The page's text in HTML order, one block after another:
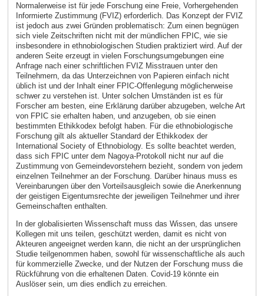
Normalerweise ist für jede Forschung eine Freie, Vorhergehenden
Informierte Zustimmung (FVIZ) erforderlich. Das Konzept der FVIZ
ist jedoch aus zwei Gründen problematisch: Zum einen begnügen
sich viele Zeitschriften nicht mit der mündlichen FPIC, wie sie
insbesondere in ethnobiologischen Studien praktiziert wird. Auf der
anderen Seite erzeugt in vielen Forschungsumgebungen eine
Anfrage nach einer schriftlichen FVIZ Misstrauen unter den
Teilnehmern, da das Unterzeichnen von Papieren einfach nicht
üblich ist und der Inhalt einer FPIC-Offenlegung möglicherweise
schwer zu verstehen ist. Unter solchen Umständen ist es für
Forscher am besten, eine Erklärung darüber abzugeben, welche Art
von FPIC sie erhalten haben, und anzugeben, ob sie einen
bestimmten Ethikkodex befolgt haben. Für die ethnobiologische
Forschung gilt als aktueller Standard der Ethikkodex der
International Society of Ethnobiology. Es sollte beachtet werden,
dass sich FPIC unter dem Nagoya-Protokoll nicht nur auf die
Zustimmung von Gemeindevorstehern bezieht, sondern von jedem
einzelnen Teilnehmer an der Forschung. Darüber hinaus muss es
Vereinbarungen über den Vorteilsausgleich sowie die Anerkennung
der geistigen Eigentumsrechte der jeweiligen Teilnehmer und ihrer
Gemeinschaften enthalten.
In der globalisierten Wissenschaft muss das Wissen, das unsere
Kollegen mit uns teilen, geschützt werden, damit es nicht von
Akteuren angeeignet werden kann, die nicht an der ursprünglichen
Studie teilgenommen haben, sowohl für wissenschaftliche als auch
für kommerzielle Zwecke, und der Nutzen der Forschung muss die
Rückführung von die erhaltenen Daten. Covid-19 könnte ein
Auslöser sein, um dies endlich zu erreichen.